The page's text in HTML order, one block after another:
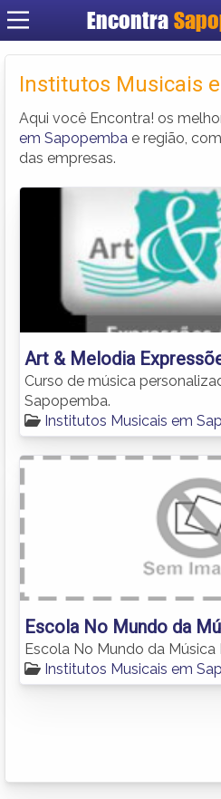
Encontra
Criar
Institutos Musicais
Aqui você Encontra! os
em Sapopemba e região,
das empresas.
Art & Melodia
Curso de música
Sapopemba.
Institutos Musicais em
Escola No Mundo da
Escola No Mundo da Música
Institutos Musicais em